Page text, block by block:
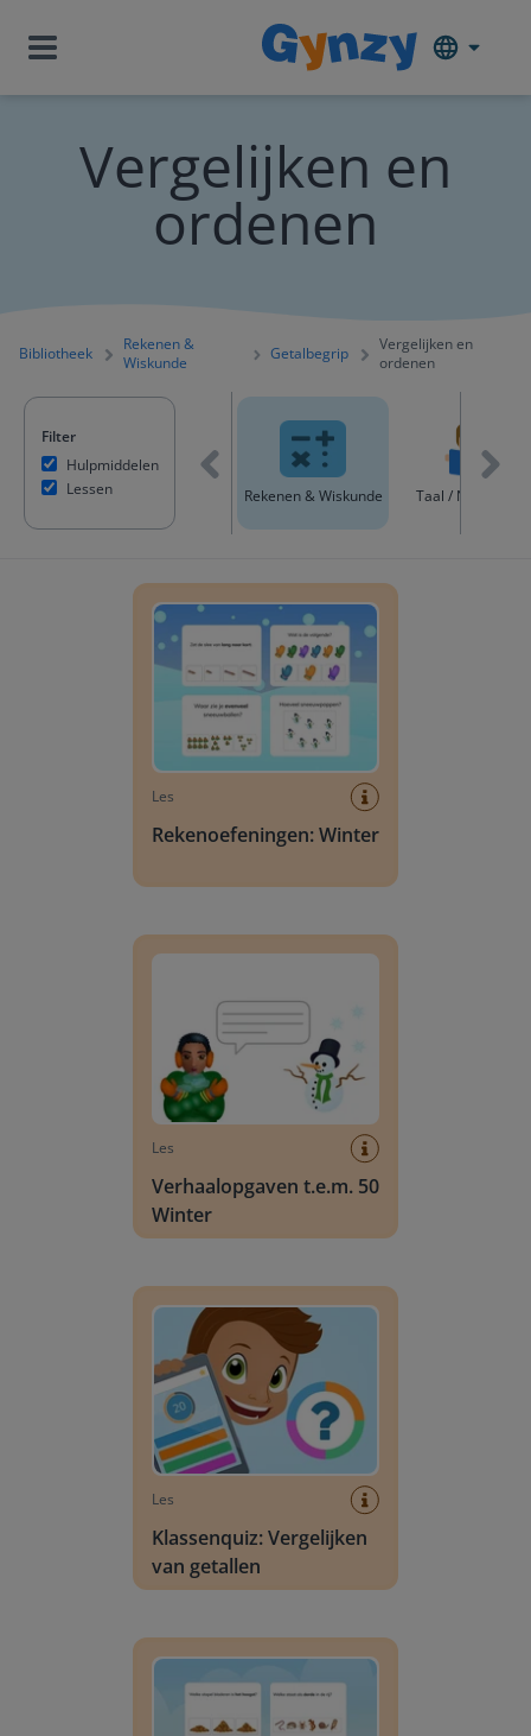
Vergelijken en
ordenen
Bibliotheek
Rekenen &
Wiskunde
Getalbegrip
Vergelijken en
ordenen
Filter
Hulpmiddelen
Lessen
Rekenen & Wiskunde Taal /
Les
Rekenoefeningen: Winter
Les
Verhaalopgaven t.e.m. 50
Winter
Les
Klassenquiz: Vergelijken
van getallen